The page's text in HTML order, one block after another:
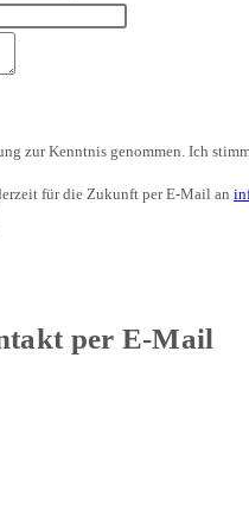
zur Kenntnis genommen. Ich
für die Zukunft per E-Mail an
per E-Mail